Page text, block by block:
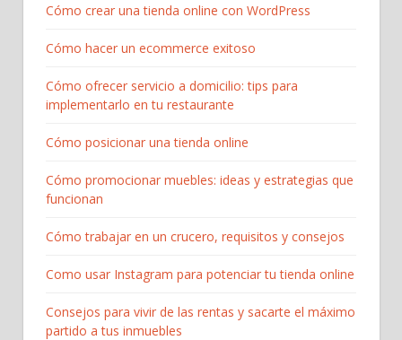
Cómo crear una tienda online con WordPress
Cómo hacer un ecommerce exitoso
Cómo ofrecer servicio a domicilio: tips para
implementarlo en tu restaurante
Cómo posicionar una tienda online
Cómo promocionar muebles: ideas y estrategias que
funcionan
Cómo trabajar en un crucero, requisitos y consejos
Como usar Instagram para potenciar tu tienda online
Consejos para vivir de las rentas y sacarte el máximo
partido a tus inmuebles